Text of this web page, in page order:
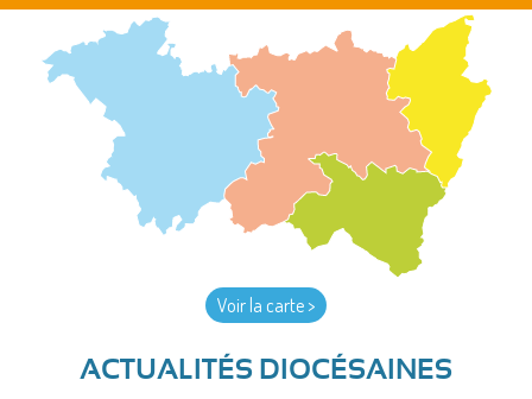
Voir la carte >
ACTUALITÉS DIOCÉSAINES